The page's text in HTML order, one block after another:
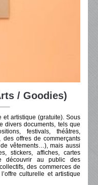
/ Goodies)
et artistique (gratuite). Sous
divers documents, tels que
festivals, théâtres,
offres de commerçants
vêtements…), mais aussi
stickers, affiches, cartes
découvrir au public des
des commerces de
culturelle et artistique